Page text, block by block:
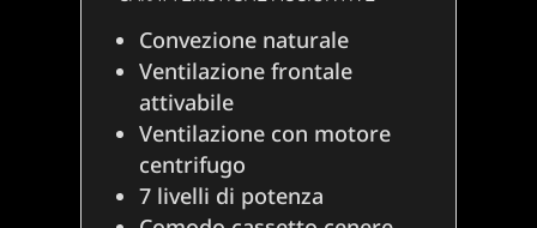
Convezione naturale
Ventilazione frontale
attivabile
Ventilazione con motore
centrifugo
7 livelli di potenza